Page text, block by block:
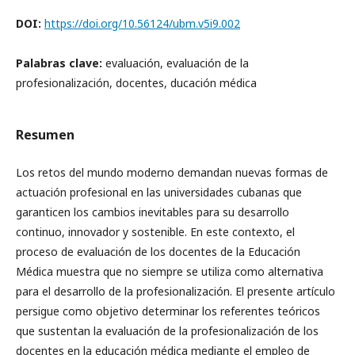
DOI: https://doi.org/10.56124/ubm.v5i9.002
Palabras clave: evaluación, evaluación de la
profesionalización, docentes, ducación médica
Resumen
Los retos del mundo moderno demandan nuevas formas de
actuación profesional en las universidades cubanas que
garanticen los cambios inevitables para su desarrollo
continuo, innovador y sostenible. En este contexto, el
proceso de evaluación de los docentes de la Educación
Médica muestra que no siempre se utiliza como alternativa
para el desarrollo de la profesionalización. El presente artículo
persigue como objetivo determinar los referentes teóricos
que sustentan la evaluación de la profesionalización de los
docentes en la educación médica mediante el empleo de